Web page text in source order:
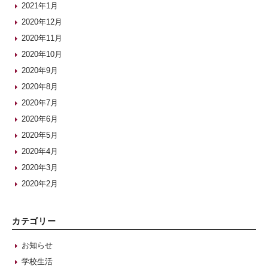
2021年1月
2020年12月
2020年11月
2020年10月
2020年9月
2020年8月
2020年7月
2020年6月
2020年5月
2020年4月
2020年3月
2020年2月
カテゴリー
お知らせ
学校生活